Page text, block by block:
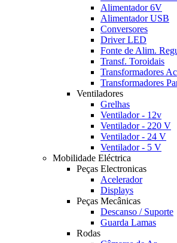
Alimentador 6V
Alimentador USB
Conversores
Driver LED
Fonte de Alim.
Transf. Toroidais
Transformadores Ac
Transformadores
Ventiladores
Grelhas
Ventilador - 12v
Ventilador - 220 V
Ventilador - 24 V
Ventilador - 5 V
Mobilidade Eléctrica
Peças Electronicas
Acelerador
Displays
Peças Mecânicas
Descanso / Suporte
Guarda Lamas
Rodas